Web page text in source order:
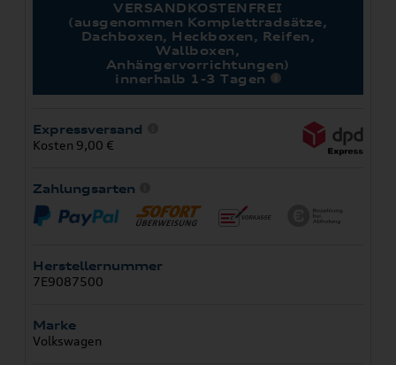
VERSANDKOSTENFREI
(ausgenommen Komplettradsätze,
Dachboxen, Heckboxen, Reifen,
Wallboxen,
Anhängervorrichtungen)
innerhalb 1-3 Tagen
Expressversand
Kosten 9,00 €
Zahlungsarten
Herstellernummer
7E9087500
Marke
Volkswagen